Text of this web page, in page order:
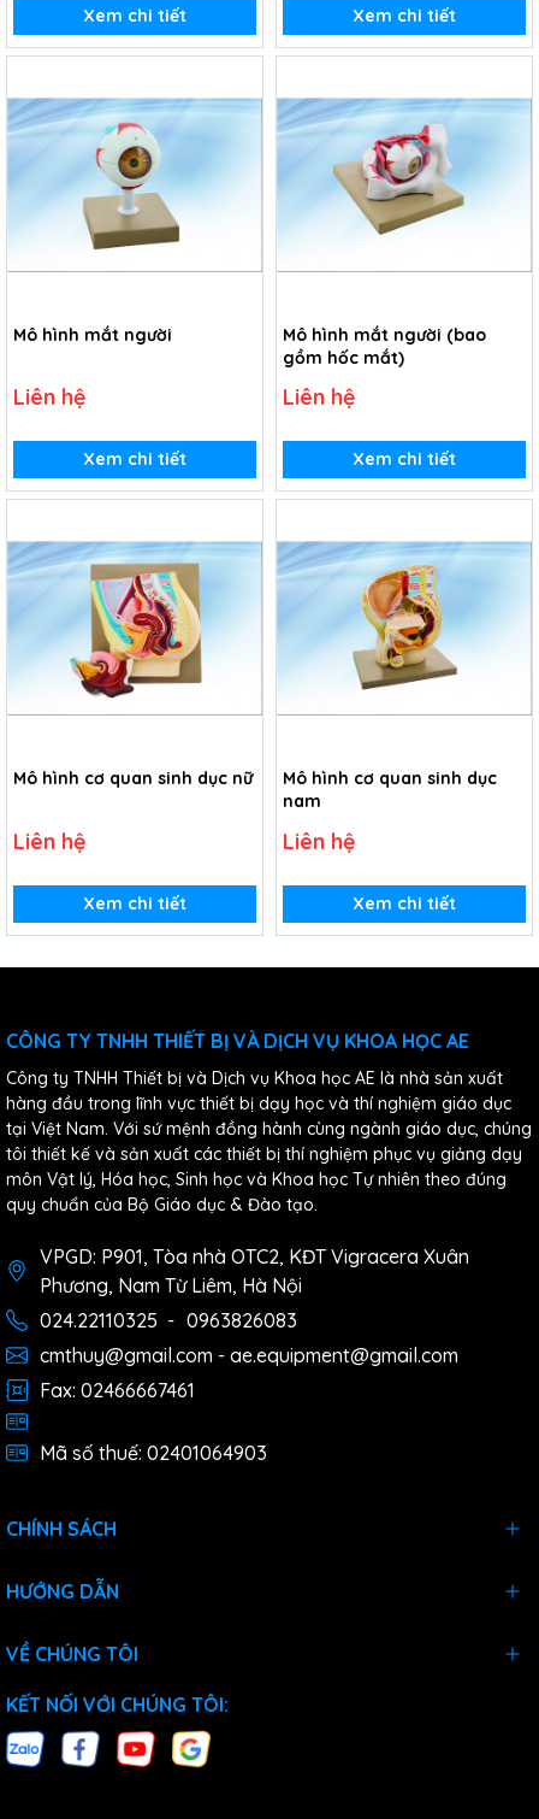
Xem chi tiết Xem chi tiết
Mô hình mắt người
Liên hệ
Xem chi tiết
Mô hình mắt người (bao
gồm hốc mắt)
Liên hệ
Xem chi tiết
Mô hình cơ quan sinh dục nữ
Liên hệ
Xem chi tiết
Mô hình cơ quan sinh dục
nam
Liên hệ
Xem chi tiết
CÔNG TY TNHH THIẾT BỊ VÀ DỊCH VỤ KHOA HỌC AE
Công ty TNHH Thiết bị và Dịch vụ Khoa học AE là nhà sản xuất
hàng đầu trong lĩnh vực thiết bị dạy học và thí nghiệm giáo dục
tại Việt Nam. Với sứ mệnh đồng hành cùng ngành giáo dục, chúng
tôi thiết kế và sản xuất các thiết bị thí nghiệm phục vụ giảng dạy
môn Vật lý, Hóa học, Sinh học và Khoa học Tự nhiên theo đúng
quy chuẩn của Bộ Giáo dục & Đào tạo.
VPGD: P901, Tòa nhà OTC2, KĐT Vigracera Xuân
Phương, Nam Từ Liêm, Hà Nội
024.22110325 - 0963826083
cmthuy@gmail.com - ae.equipment@gmail.com
Fax: 02466667461
Mã số thuế: 02401064903
CHÍNH SÁCH
HƯỚNG DẪN
VỀ CHÚNG TÔI
KẾT NỐI VỚI CHÚNG TÔI: